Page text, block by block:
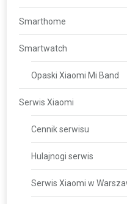
Smarthome
Smartwatch
Opaski Xiaomi Mi Band
Serwis Xiaomi
Cennik serwisu
Hulajnogi serwis
Serwis Xiaomi w